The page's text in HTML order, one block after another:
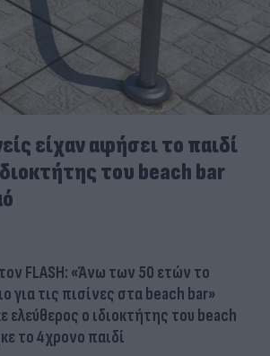
είχαν αφήσει το παιδί
του beach bar
FLASH: «Άνω των 50 ετών το
για τις πισίνες στα beach bar»
ελεύθερος ο ιδιοκτήτης του beach
το 4χρονο παιδί